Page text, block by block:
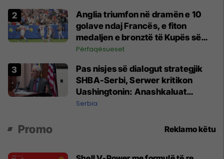
Anglia triumfon në dramën e 10
golave ndaj Francës, e fiton
medaljen e bronztë të Kupës së
Botës
Përfaqësueset
Pas nisjes së dialogut strategjik
SHBA-Serbi, Serwer kritikon
Uashingtonin: Anashkaluat
Banjskën, sulmin ndaj KFOR-it dhe
Serbia
Promo Reklamo këtu